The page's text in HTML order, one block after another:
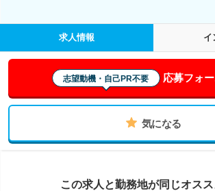
求人情報 イ
志望動機・自己PR不要 応募フォ
気になる
この求人と勤務地が同じオス